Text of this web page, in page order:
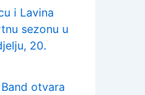
i Lavina
sezonu u
20.
otvara